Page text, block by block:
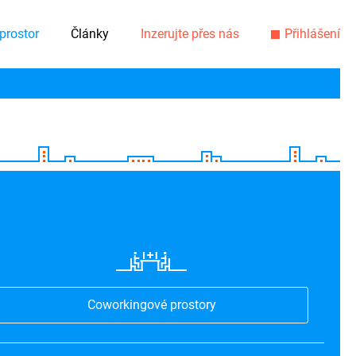
Články Inzerujte přes nás Přihlášení
Coworkingové prostory